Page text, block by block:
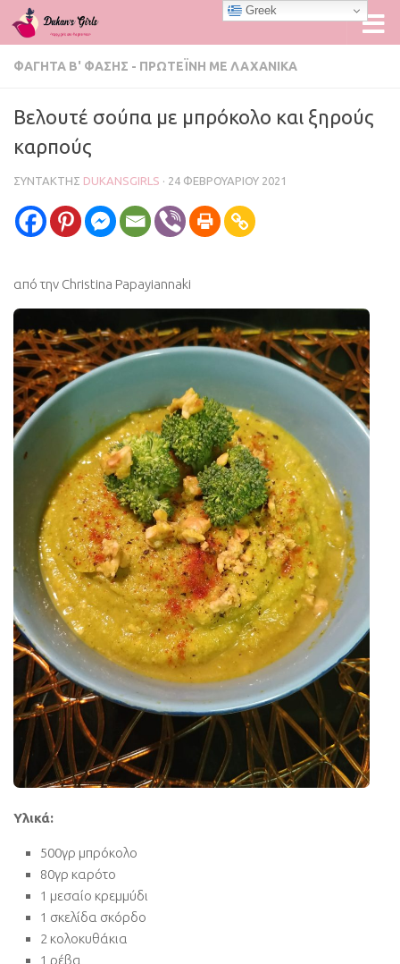
Skip to content
ΦΑΓΗΤΆ Β' ΦΆΣΗΣ - ΠΡΩΤΕΪ́ΝΗ ΜΕ ΛΑΧΑΝΙΚΆ
Βελουτέ σούπα με μπρόκολο και ξηρούς
καρπούς
ΣΥΝΤΆΚΤΗΣ DUKANSGIRLS · 24 ΦΕΒΡΟΥΑΡΊΟΥ 2021
από την Christina Papayiannaki
Υλικά:
500γρ μπρόκολο
80γρ καρότο
1 μεσαίο κρεμμύδι
1 σκελίδα σκόρδο
2 κολοκυθάκια
1 ρέβα
Greek